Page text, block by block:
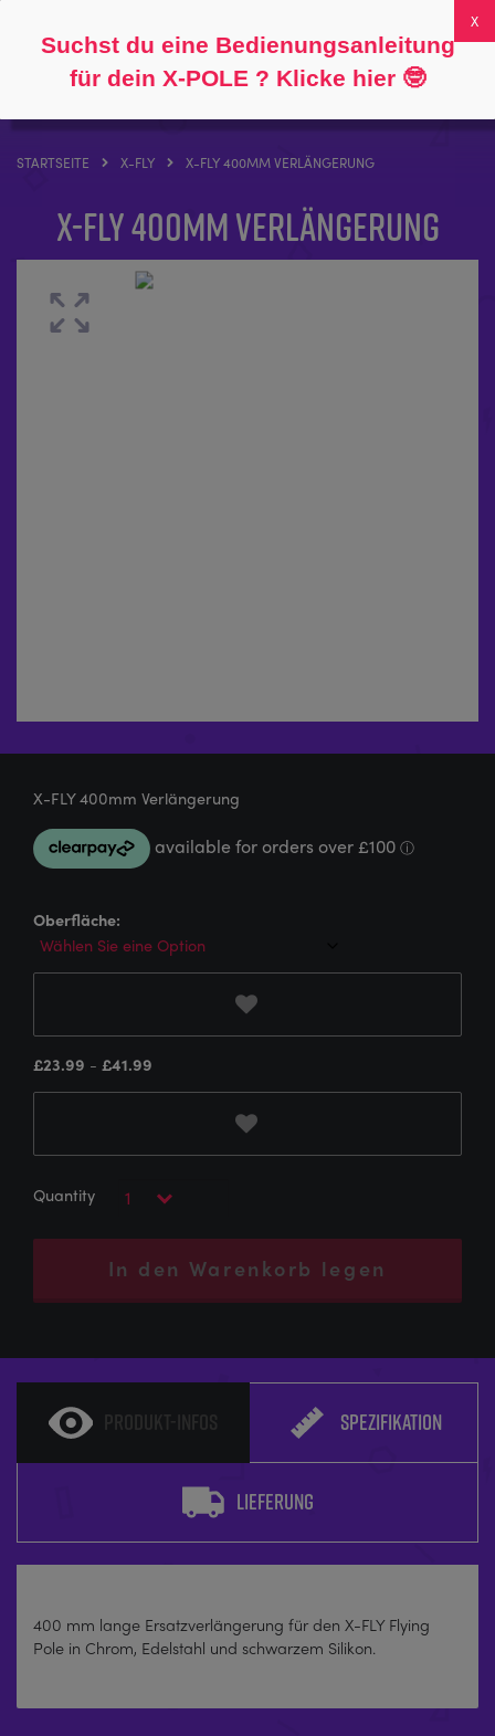
0
STARTSEITE X-FLY X-FLY 400MM VERLÄNGERUNG
X-FLY 400mm Verlängerung
X-FLY 400mm Verlängerung
Oberfläche:
£23.99 - £41.99
In den Warenkorb legen
SPEZIFIKATION
LIEFERUNG
400 mm lange Ersatzverlängerung für den X-FLY Flying
Pole in Chrom, Edelstahl und schwarzem Silikon.
Suchst du eine Bedienungsanleitung
für dein X-POLE ? Klicke hier 🤓